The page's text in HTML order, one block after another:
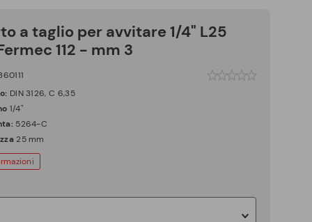
a taglio per avvitare 1/4" L25
112 - mm 3
DIN 3126, C 6,35
1/4"
5264-C
25 mm